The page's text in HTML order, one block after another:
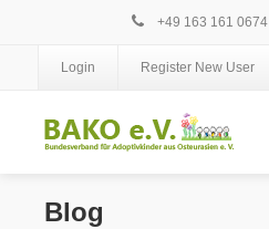
+49 163 161 0674
Login Register New User
Blog